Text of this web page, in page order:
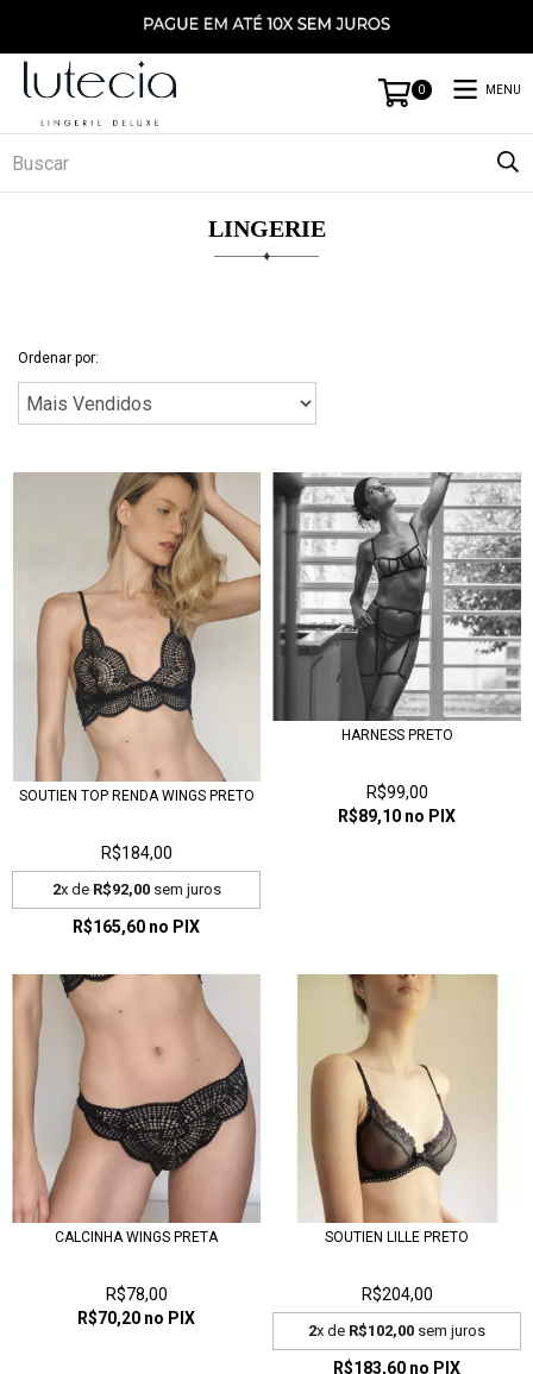
0 MENU
LINGERIE
Ordenar por:
SOUTIEN TOP RENDA WINGS PRETO
R$184,00
2x de R$92,00sem juros
R$165,60 no PIX
HARNESS PRETO
R$99,00
R$89,10 no PIX
CALCINHA WINGS PRETA
R$78,00
R$70,20 no PIX
SOUTIEN LILLE PRETO
R$204,00
2x de R$102,00 sem juros
R$183,60 no PIX